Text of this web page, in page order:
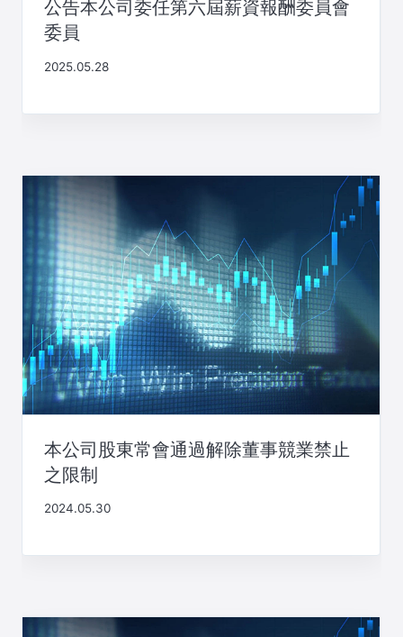
公告本公司委任第六屆薪資報酬委員會
委員
2025.05.28
本公司股東常會通過解除董事競業禁止
之限制
2024.05.30